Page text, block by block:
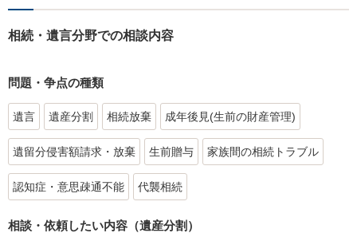
相続・遺言分野での相談内容
問題・争点の種類
遺言 遺産分割 相続放棄 成年後見(生前の財産管理)
遺留分侵害額請求・放棄 生前贈与 家族間の相続トラブル
認知症・意思疎通不能 代襲相続
相談・依頼したい内容（遺産分割）